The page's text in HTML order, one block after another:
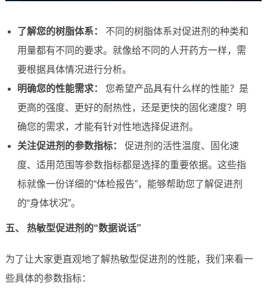
了解您的树脂体系：
不同的树脂体系对促进剂的种类和
用量都有不同的要求。就像给不同的人开药方一样，需
要根据具体情况进行分析。
明确您的性能需求：
您希望产品具有什么样的性能？是
更高的强度、更好的耐热性，还是更快的固化速度？明
确您的需求，才能有针对性地选择促进剂。
关注促进剂的参数指标：
促进剂的活性温度、固化速
度、适用范围等参数指标都是选择的重要依据。这些指
标就像一份详细的“体检报告”，能够帮助您了解促进剂
的“身体状况”。
五、 热敏型促进剂的“数据说话”
为了让大家更直观地了解热敏型促进剂的性能，我们来看一
些具体的参数指标：